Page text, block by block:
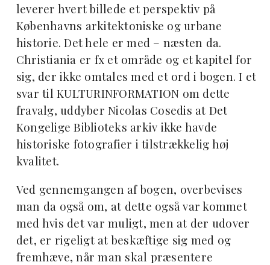
leverer hvert billede et perspektiv på
Københavns arkitektoniske og urbane
historie. Det hele er med – næsten da.
Christiania er fx et område og et kapitel for
sig, der ikke omtales med et ord i bogen. I et
svar til KULTURINFORMATION om dette
fravalg, uddyber Nicolas Cosedis at Det
Kongelige Biblioteks arkiv ikke havde
historiske fotografier i tilstrækkelig høj
kvalitet.
Ved gennemgangen af bogen, overbevises
man da også om, at dette også var kommet
med hvis det var muligt, men at der udover
det, er rigeligt at beskæftige sig med og
fremhæve, når man skal præsentere